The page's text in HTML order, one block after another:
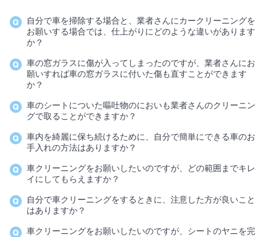
自分で車を掃除する場合と、業者さんにカークリーニングを
お願いする場合では、仕上がりにどのような違いがあります
か？
車の窓ガラスに傷が入ってしまったのですが、業者さんにお
願いすれば車の窓ガラスに付いた傷も直すことができます
か？
車のシートについた嘔吐物のにおいも業者さんのクリーニン
グで取ることができますか？
車内を綺麗に保ち続けるために、自分で簡単にできる車のお
手入れの方法はありますか？
車クリーニングをお願いしたいのですが、どの範囲までキレ
イにしてもらえますか？
自分で車クリーニングをするときに、注意した方が良いこと
はありますか？
車クリーニングをお願いしたいのですが、シートのヤニを完